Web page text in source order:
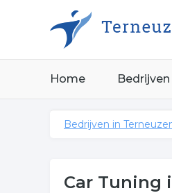
Home Bedrijven
Bedrijven in
Car Tuning